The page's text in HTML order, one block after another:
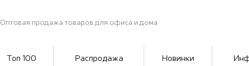
Оптовая продажа товаров для офиса и дома
Топ 100 Распродажа Новинки